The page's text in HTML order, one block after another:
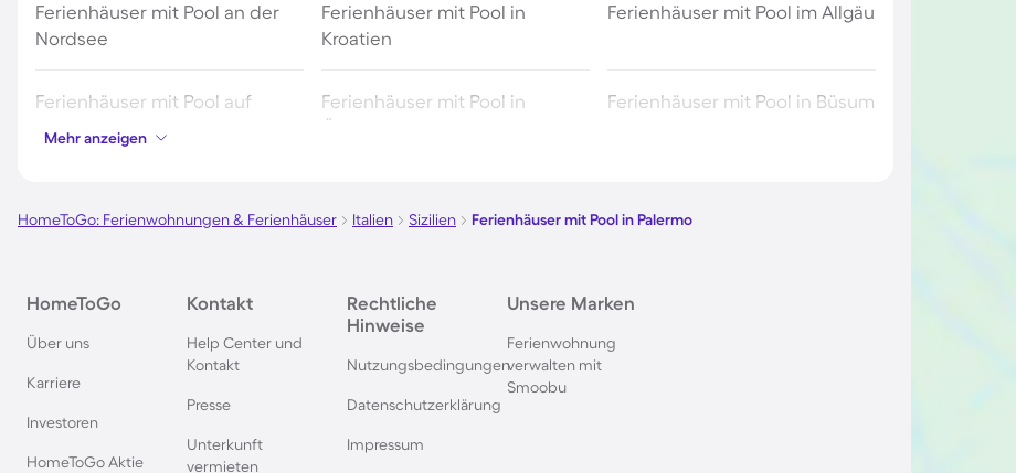
Ferienhäuser mit Pool an der
Nordsee
Ferienhäuser mit Pool in
Kroatien
Ferienhäuser mit Pool im Allgäu
Ferienhäuser mit Pool auf
Fehmarn
Ferienhäuser mit Pool in
Österreich
Ferienhäuser mit Pool in Büsum
Norddeich
Comer See
Schwarzwald
Oberstdorf
Ferienhäuser mit Pool in
Grömitz
Ferienhäuser mit Pool in Italien
Ferienhäuser mit Pool in Ferienhäuser mit Pool in
Mehr anzeigen
HomeToGo: Ferienwohnungen & Ferienhäuser Italien Sizilien Ferienhäuser mit Pool in Palermo
HomeToGo
Über uns
Karriere
Investoren
HomeToGo Aktie
Kontakt
Help Center und
Kontakt
Presse
Unterkunft
vermieten
Rechtliche
Hinweise
Nutzungsbedingungen
Datenschutzerklärung
Impressum
Unsere Marken
Ferienwohnung
verwalten mit
Smoobu